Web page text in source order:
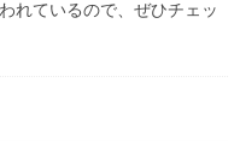
れているので、ぜひチェッ